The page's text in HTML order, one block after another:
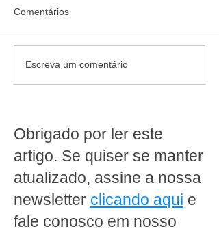
Mais de 30 opções de
da sua padaria
Comentários
Escreva um comentário
Obrigado por ler este
artigo. Se quiser se manter
atualizado, assine a nossa
newsletter clicando aqui e
fale conosco em nosso